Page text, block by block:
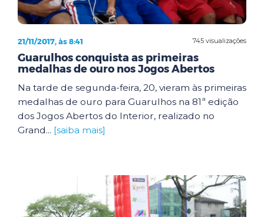
745 visualizações
21/11/2017, às 8:41
Guarulhos conquista as primeiras
medalhas de ouro nos Jogos Abertos
Na tarde de segunda-feira, 20, vieram às primeiras
medalhas de ouro para Guarulhos na 81ª edição
dos Jogos Abertos do Interior, realizado no
Grand... [saiba mais]